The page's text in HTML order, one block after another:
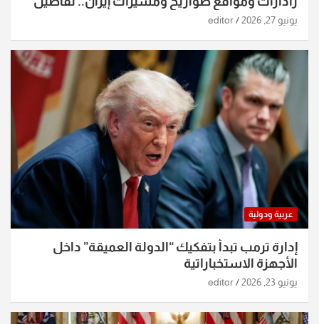
الساعات الماضية
يونيو 27, 2026 editor
عربية ودولية
إدارة ترمب تبدأ بتفكيك “الدولة العميقة” داخل
الأجهزة الاستخباراتية
يونيو 23, 2026 editor